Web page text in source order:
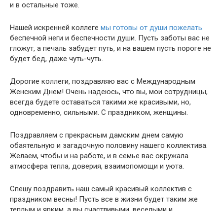
и в остальные тоже.
Нашей искренней коллеге мы готовы от души пожелать
беспечной неги и беспечности души. Пусть заботы вас не
гложут, а печаль забудет путь, и на вашем пусть пороге не
будет бед, даже чуть-чуть.
Дорогие коллеги, поздравляю вас с Международным
Женским Днем! Очень надеюсь, что вы, мои сотрудницы,
всегда будете оставаться такими же красивыми, но,
одновременно, сильными. С праздником, женщины.
Поздравляем с прекрасным дамским днем самую
обаятельную и загадочную половину нашего коллектива.
Желаем, чтобы и на работе, и в семье вас окружала
атмосфера тепла, доверия, взаимопомощи и уюта.
Спешу поздравить наш самый красивый коллектив с
праздником весны! Пусть все в жизни будет таким же